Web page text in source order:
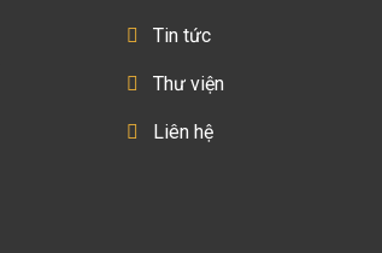
Tin tức
Thư viện
Liên hệ